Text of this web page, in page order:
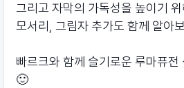
그리고 자막의 가독성을 높이기
모서리, 그림자 추가도 함께 알아
빠르크와 함께 슬기로운 루마퓨전
🙂